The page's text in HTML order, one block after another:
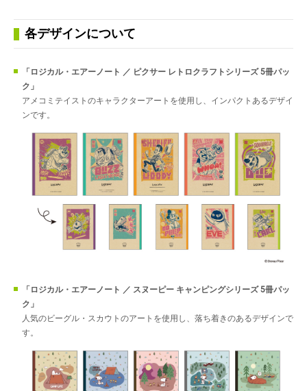
各デザインについて
「ロジカル・エアーノート ／ ピクサー レトロクラフトシリーズ 5冊パッ
ク」
アメコミテイストのキャラクターアートを使用し、インパクトあるデザイ
ンです。
「ロジカル・エアーノート ／ スヌーピー キャンピングシリーズ 5冊パッ
ク」
人気のビーグル・スカウトのアートを使用し、落ち着きのあるデザインで
す。